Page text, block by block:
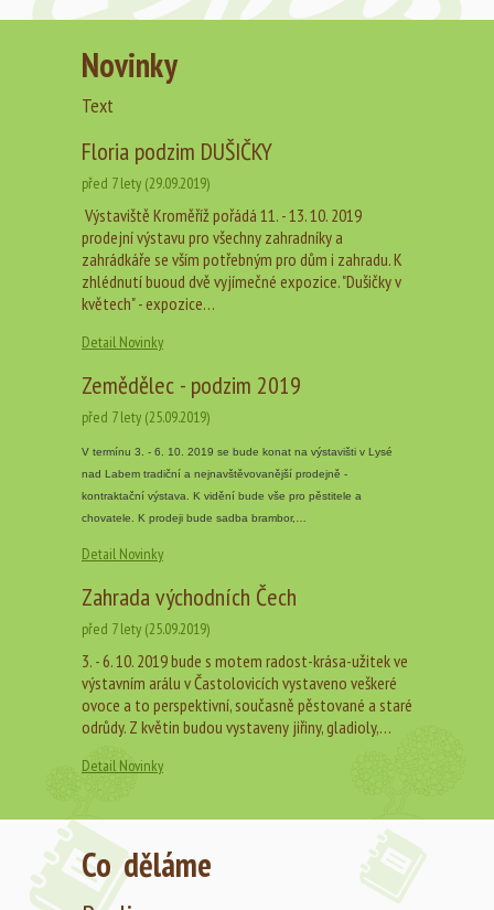
Novinky
Text
Floria podzim DUŠIČKY
před 7 lety (29.09.2019)
Výstaviště Kroměříž pořádá 11. - 13. 10. 2019
prodejní výstavu pro všechny zahradníky a
zahrádkáře se vším potřebným pro dům i zahradu. K
zhlédnutí buoud dvě vyjímečné expozice. "Dušičky v
květech" - expozice…
Detail Novinky
Zemědělec - podzim 2019
před 7 lety (25.09.2019)
V termínu 3. - 6. 10. 2019 se bude konat na výstavišti v Lysé
nad Labem tradiční a nejnavštěvovanější prodejně -
kontraktační výstava. K vidění bude vše pro pěstitele a
chovatele. K prodeji bude sadba brambor,…
Detail Novinky
Zahrada východních Čech
před 7 lety (25.09.2019)
3. - 6. 10. 2019 bude s motem radost-krása-užitek ve
výstavním arálu v Častolovicích vystaveno veškeré
ovoce a to perspektivní, současně pěstované a staré
odrůdy. Z květin budou vystaveny jiřiny, gladioly,…
Detail Novinky
Co děláme